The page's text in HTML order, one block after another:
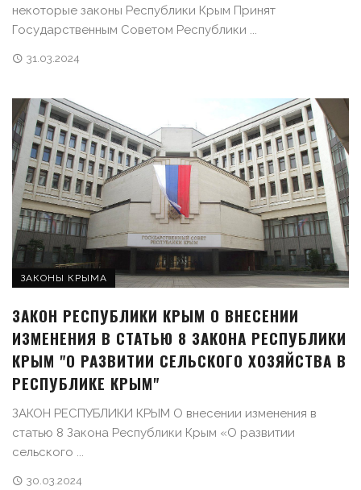
некоторые законы Республики Крым Принят
Государственным Советом Республики ...
31.03.2024
ЗАКОНЫ КРЫМА
ЗАКОН РЕСПУБЛИКИ КРЫМ О ВНЕСЕНИИ
ИЗМЕНЕНИЯ В СТАТЬЮ 8 ЗАКОНА РЕСПУБЛИКИ
КРЫМ "О РАЗВИТИИ СЕЛЬСКОГО ХОЗЯЙСТВА В
РЕСПУБЛИКЕ КРЫМ"
ЗАКОН РЕСПУБЛИКИ КРЫМ О внесении изменения в
статью 8 Закона Республики Крым «О развитии
сельского ...
30.03.2024